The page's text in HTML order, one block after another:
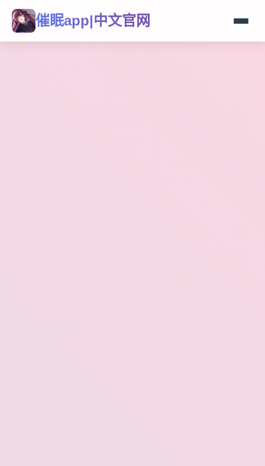
催眠app|中文官网